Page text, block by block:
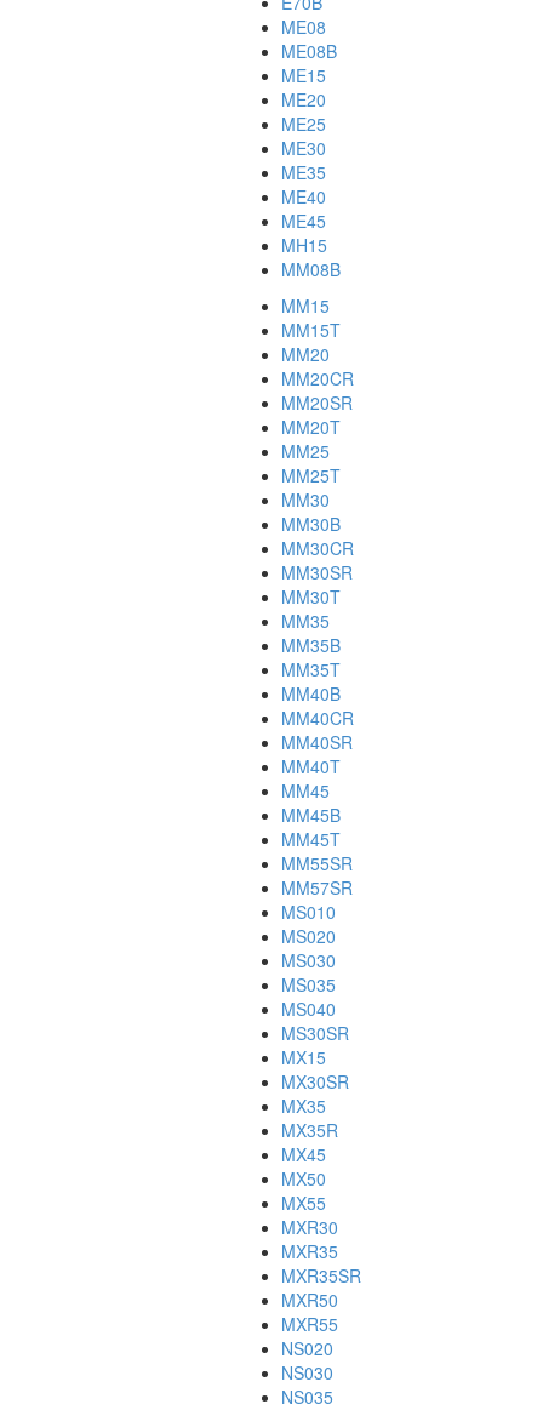
ME08
ME08B
ME15
ME20
ME25
ME30
ME35
ME40
ME45
MH15
MM08B
MM15
MM15T
MM20
MM20CR
MM20SR
MM20T
MM25
MM25T
MM30
MM30B
MM30CR
MM30SR
MM30T
MM35
MM35B
MM35T
MM40B
MM40CR
MM40SR
MM40T
MM45
MM45B
MM45T
MM55SR
MM57SR
MS010
MS020
MS030
MS035
MS040
MS30SR
MX15
MX30SR
MX35
MX35R
MX45
MX50
MX55
MXR30
MXR35
MXR35SR
MXR50
MXR55
NS020
NS030
NS035